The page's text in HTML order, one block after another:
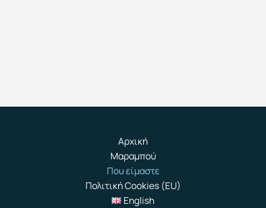
Αρχική
Μαραμπού
Που είμαστε
Πολιτική Cookies (EU)
English